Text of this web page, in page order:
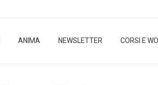
ANIMA NEWSLETTER CORSI E